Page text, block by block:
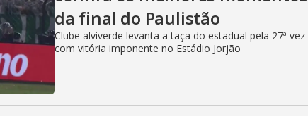
da final do Paulistão
Clube alviverde levanta a taça do estadual pela 27ª vez
com vitória imponente no Estádio Jorjão